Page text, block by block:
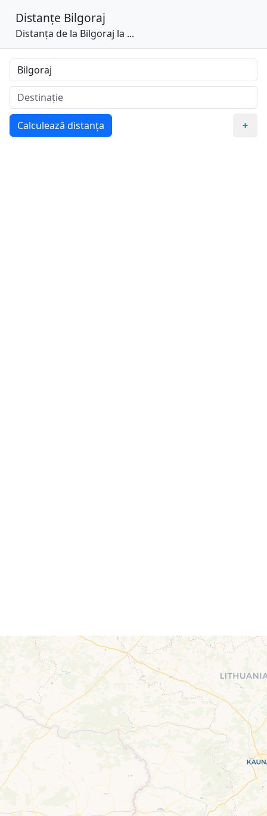
Distanțe Bilgoraj
Distanța de la Bilgoraj la ...
Calculează distanța +